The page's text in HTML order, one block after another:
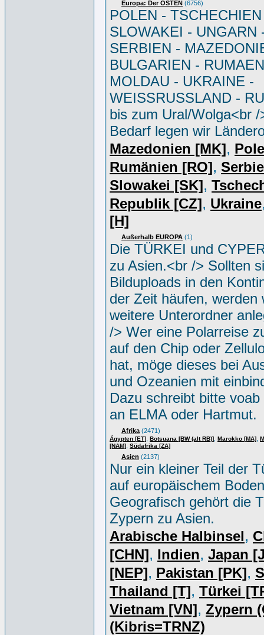
Europa: Der OSTEN (6756)
POLEN -
SLOWAKEI - UNGARN
SERBIEN -
BULGARIEN -
MOLDAU - UKRAINE -
WEISSRUSSLAND -
bis zum Ural/Wolga<br /
Bedarf legen wir
Mazedonien [MK],
Rumänien [RO],
Slowakei [SK],
Republik [CZ], Ukraine
[H]
Außerhalb EUROPA (1)
Die TÜRKEI und
zu Asien.<br /> Sollten
Bilduploads in den
der Zeit häufen, werden
weitere Unterordner
/> Wer eine Polarreise
auf den Chip oder
hat, möge dieses bei
und Ozeanien mit
Dazu schreibt bitte
an ELMA oder Hartmut.
Afrika (2471)
Ägypten [ET] Botsuana [BW (alt RB)] Marokko [MA]
[NAM] Südafrika [ZA]
Asien (2137)
Nur ein kleiner Teil der
auf europäischem
Geografisch gehört die
Zypern zu Asien.
Arabische Halbinsel,
[CHN], Indien, Japan
[NEP], Pakistan [PK],
Thailand [T], Türkei
Vietnam [VN], Zypern
(Kibris=TRNZ)